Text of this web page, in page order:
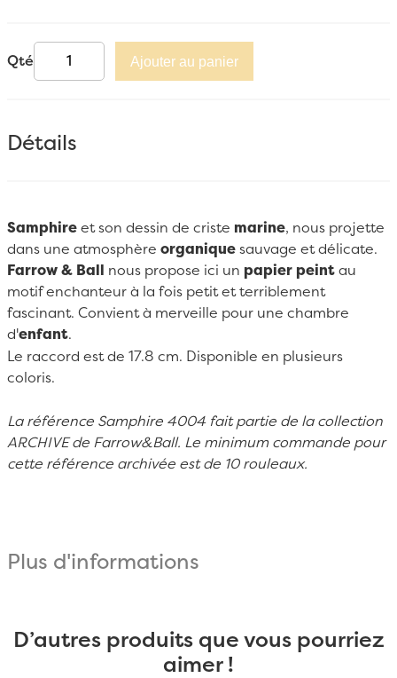
Qté Ajouter au panier
Détails
Samphire et son dessin de criste marine, nous projette
dans une atmosphère organique sauvage et délicate.
Farrow & Ball nous propose ici un papier peint au
motif enchanteur à la fois petit et terriblement
fascinant. Convient à merveille pour une chambre
d'enfant.
Le raccord est de 17.8 cm. Disponible en plusieurs
coloris.
La référence Samphire 4004 fait partie de la collection
ARCHIVE de Farrow&Ball. Le minimum commande pour
cette référence archivée est de 10 rouleaux.
Plus d'informations
D’autres produits que vous pourriez
aimer !